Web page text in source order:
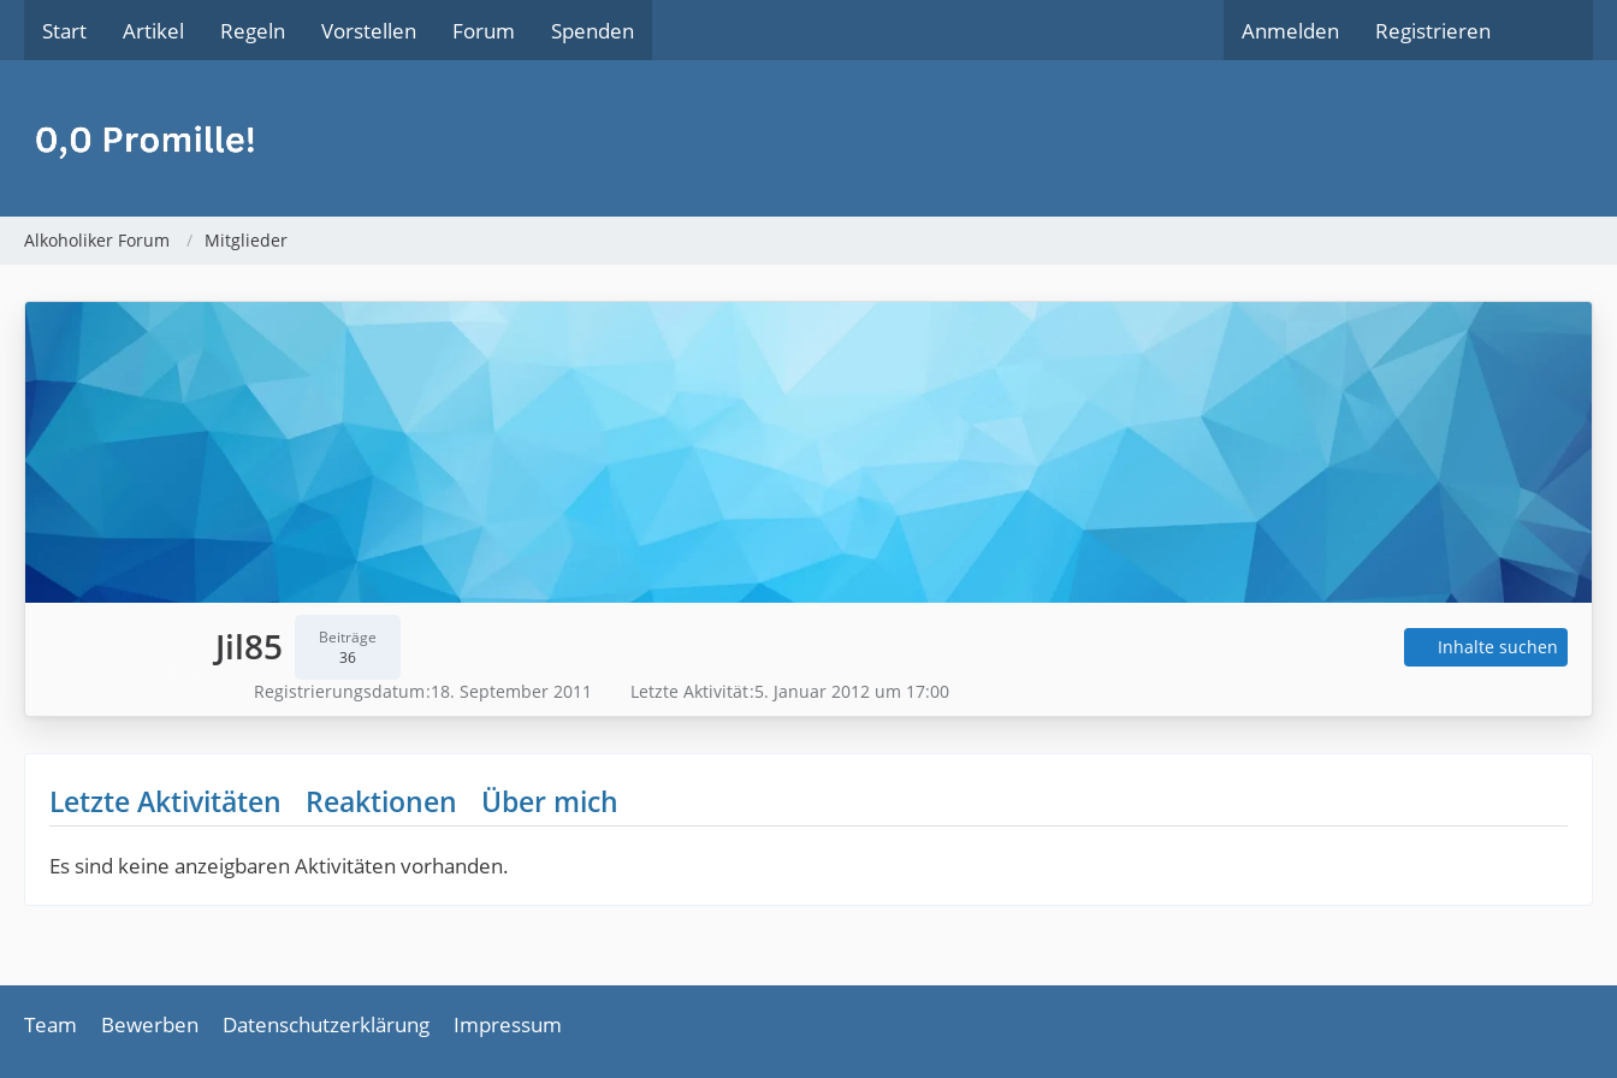
Start Artikel Regeln Vorstellen Forum Spenden Anmelden Registrieren
Alkoholiker Forum Mitglieder
Jil85
Beiträge
36
Inhalte suchen
Registrierungsdatum 18. September 2011 Letzte Aktivität 5. Januar 2012 um 17:00
Letzte Aktivitäten Reaktionen Über mich
Es sind keine anzeigbaren Aktivitäten vorhanden.
Team Bewerben Datenschutzerklärung Impressum